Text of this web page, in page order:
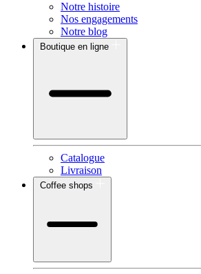
Notre histoire
Nos engagements
Notre blog
Boutique en ligne
Catalogue
Livraison
Coffee shops